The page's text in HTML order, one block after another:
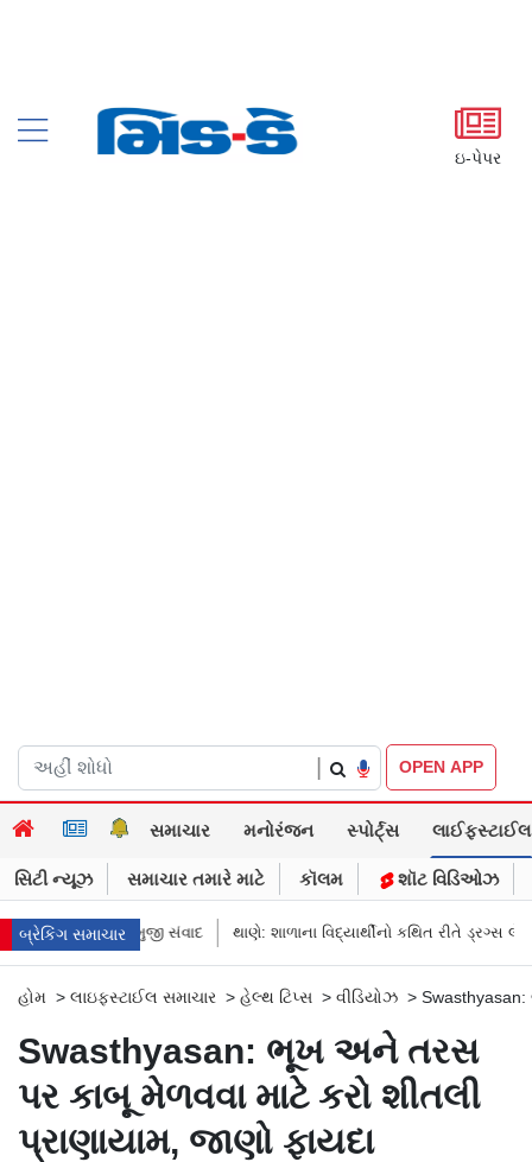
ઇ-પેપર
OPEN APP
સમાચાર મનોરંજન સ્પોર્ટ્સ લાઈફસ્ટાઈલ
સિટી ન્યૂઝ સમાચાર તમારે માટે કૉલમ શૉટ વિડિઓઝ
બ્રેકિંગ સમાચાર
રમુજી સંવાદ થાણે: શાળાના વિદ્યાર્થીનો કથિત રીતે ડ્રગ્સ લેતો વીડિયો
હોમ > લાઇફસ્ટાઈલ સમાચાર > હેલ્થ ટિપ્સ > વીડિયોઝ >
Swasthyasan: ભૂખ અને તરસ
પર કાબૂ મેળવવા માટે કરો શીતલી
પ્રાણાયામ, જાણો ફાયદા